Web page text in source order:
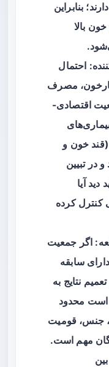
بنابراین
بالا
: احتمال
مصرف
اقتصادی-
خون و
در تبیین
دید آیا
کنترل کرده
: اگر جمعیت
سابقه
نتایج به
است محدود
جنس، قومیت
مهم است.